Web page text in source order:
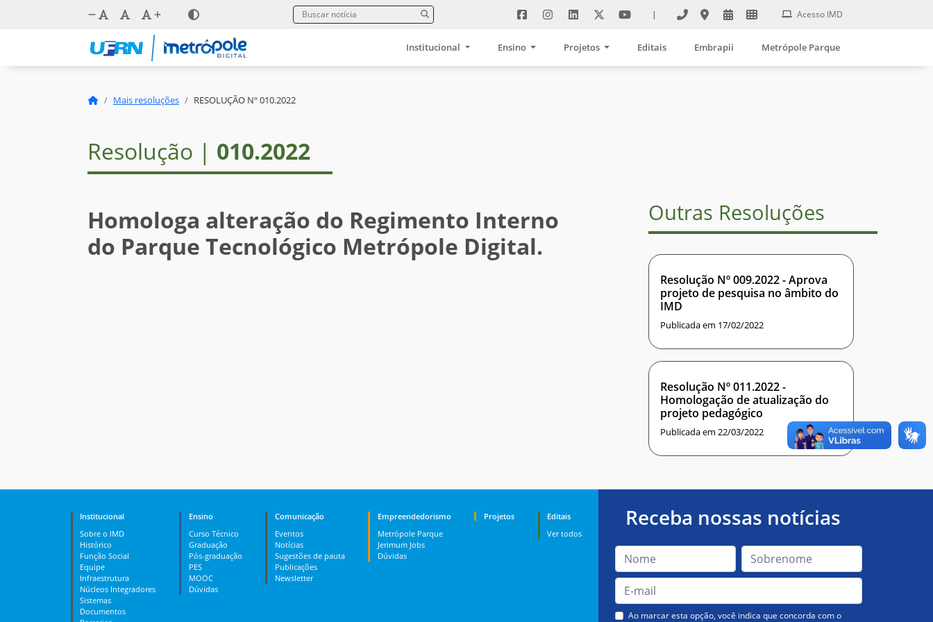
| Acesso IMD
Institucional Ensino Projetos Editais Embrapii Metrópole Parque
Mais resoluções RESOLUÇÃO Nº 010.2022
Resolução | 010.2022
Homologa alteração do Regimento Interno
do Parque Tecnológico Metrópole Digital.
Outras Resoluções
Resolução Nº 009.2022 - Aprova
projeto de pesquisa no âmbito do
IMD
Publicada em 17/02/2022
Resolução Nº 011.2022 -
Homologação de atualização do
projeto pedagógico
Publicada em 22/03/2022
Institucional
Sobre o IMD
Histórico
Função Social
Equipe
Infraestrutura
Núcleos Integradores
Sistemas
Documentos
Ensino
Curso Técnico
Graduação
Pós-graduação
PES
MOOC
Dúvidas
Comunicação
Eventos
Notícias
Sugestões de pauta
Publicações
Newsletter
Empreendedorismo
Metrópole Parque
Jerimum Jobs
Dúvidas
Projetos
Editais
Ver todos
Receba nossas notícias
Ao marcar esta opção, você indica que concorda com o